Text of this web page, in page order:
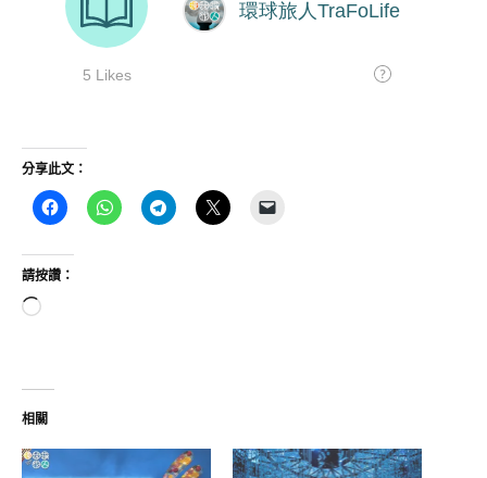
分享此文：
請按讚：
正
入...
相關